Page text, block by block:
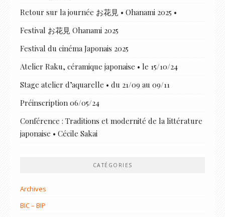
Retour sur la journée お花見 • Ohanami 2025 •
Festival お花見 Ohanami 2025
Festival du cinéma Japonais 2025
Atelier Raku, céramique japonaise • le 15/10/24
Stage atelier d’aquarelle • du 21/09 au 09/11
Préinscription 06/05/24
Conférence : Traditions et modernité de la littérature
japonaise • Cécile Sakai
CATÉGORIES
Archives
BIC – BIP